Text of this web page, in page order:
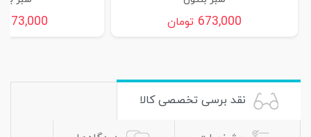
673,000 تومان 673,000
نقد برسی تخصصی کالا